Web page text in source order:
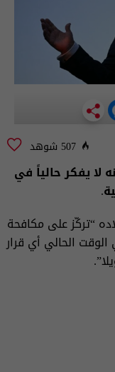
507 شوهد
لا يفكر حالياً في
“تركّز على مكافحة
الوقت الحالي أي قرار